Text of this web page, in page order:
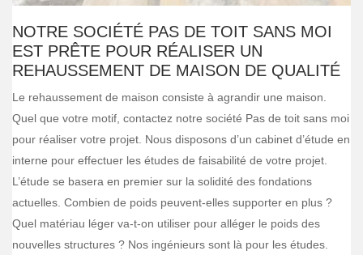
NOTRE SOCIÉTÉ PAS DE TOIT SANS MOI
EST PRÊTE POUR RÉALISER UN
REHAUSSEMENT DE MAISON DE QUALITÉ
Le rehaussement de maison consiste à agrandir une maison.
Quel que votre motif, contactez notre société Pas de toit sans moi
pour réaliser votre projet. Nous disposons d’un cabinet d’étude en
interne pour effectuer les études de faisabilité de votre projet.
L’étude se basera en premier sur la solidité des fondations
actuelles. Combien de poids peuvent-elles supporter en plus ?
Quel matériau léger va-t-on utiliser pour alléger le poids des
nouvelles structures ? Nos ingénieurs sont là pour les études.